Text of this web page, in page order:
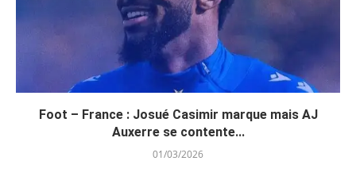
Foot – France : Josué Casimir marque mais AJ
Auxerre se contente...
01/03/2026